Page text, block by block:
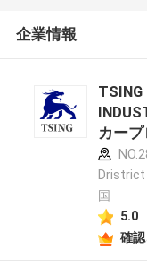
企業情報
TSING
カー
Dristrict
国
5.0
確